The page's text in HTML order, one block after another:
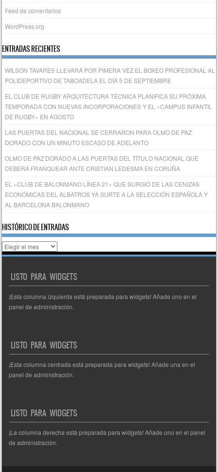
Feed de comentarios
WordPress.org
ENTRADAS RECIENTES
WILSON TAVARES LLEVARÁ POR PIMERA VEZ EL BOXEO PROFESIONAL AL
POLIDEPORTIVO DE TABOADELA EL DÍA 5 DE SEPTIEMBRE
EL CLUB DE RUGBY ARQUITECTURA TÉCNICA PLANIFICA SU PRÓXIMA
TEMPORADA CON NUEVAS INCORPORACIONES Y EL «CAMPUS INFANTIL
DE RUGBY» EN AGOSTO
LAS PUERTAS DEL NACIONAL SE CERRARON PARA OLMO DE PAZ
DORADO CON UN MINUTO ESCASO DE ADELANTO
OLMO DE PAZ DORADO A LAS PUERTAS DEL TÍTULO NACIONAL QUE
DEBERÁ FRANQUEAR ANTE CRISTIAN LEDESMA EN CORUÑA
EL «CLUB DE BALONMANO LÍNEA 21» QUE SURGIÓ DE LAS CENIZAS
ECONÓMICAS DEL ALBATROS YA SURTE A LA SELECCIÓN ESPAÑOLA Y
AL BARCELONA BALONMANO
HISTÓRICO DE ENTRADAS
Histórico
de
LISTO PARA WIDGETS
¡Esta columna izquierda está preparada para widgets! Añade uno en el
panel de administración.
LISTO PARA WIDGETS
¡Esta columna centrada está preparada para widgets! Añade una en el
panel de administración.
LISTO PARA WIDGETS
¡La columna derecha está preparada para widgets! Añade uno en el panel
de administración.